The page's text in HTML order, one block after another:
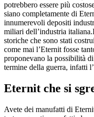
potrebbero essere più
siano completamente di
innumerevoli depositi
miliari dell’industria
storiche che sono stati
come mai l’Eternit fosse
proponevano la possibilità
termine della guerra, infatti
Eternit che si
Avete dei manufatti di